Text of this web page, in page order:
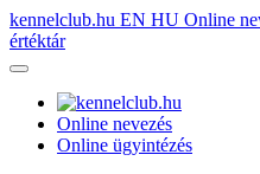
kennelclub.hu EN HU Online
értéktár
Online nevezés
Online ügyintézés